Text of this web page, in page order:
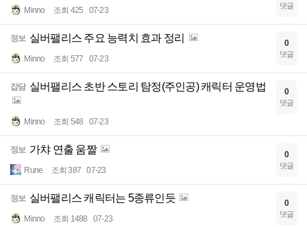
Minno 조회 425 07-23 댓글
정보 실버팰리스 주요 능력치 효과 정리
Minno 조회 577 07-23
0
댓글
잡담 실버팰리스 초반 스토리 탐정(주인공) 캐릭터 운영법
Minno 조회 548 07-23
0
댓글
정보 가챠 연출 움짤
Rune 조회 387 07-23
0
댓글
정보 실버팰리스 캐릭터는 5종류인듯
Minno 조회 1488 07-23
0
댓글